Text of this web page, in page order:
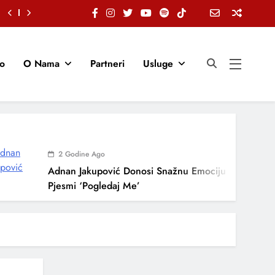
O Nama Partneri Usluge
2 Godine Ago
Adnan Jakupović Donosi Snažnu Emociju U Novoj
Pjesmi ‘Pogledaj Me’